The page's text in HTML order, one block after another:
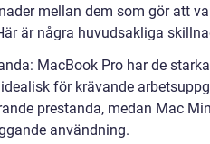
mellan dem som gör att
är några huvudsakliga
MacBook Pro har de
för krävande
prestanda, medan Mac
användning.